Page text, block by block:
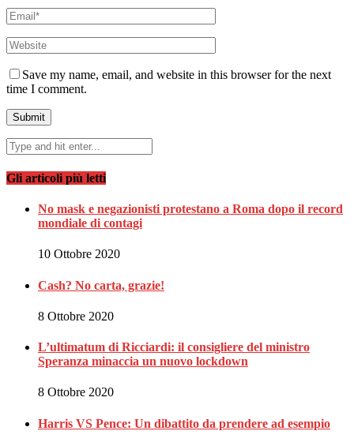
Save my name, email, and website in this browser for the next
time I comment.
Gli articoli più letti
No mask e negazionisti protestano a Roma dopo il record
mondiale di contagi
10 Ottobre 2020
Cash? No carta, grazie!
8 Ottobre 2020
L’ultimatum di Ricciardi: il consigliere del ministro
Speranza minaccia un nuovo lockdown
8 Ottobre 2020
Harris VS Pence: Un dibattito da prendere ad esempio